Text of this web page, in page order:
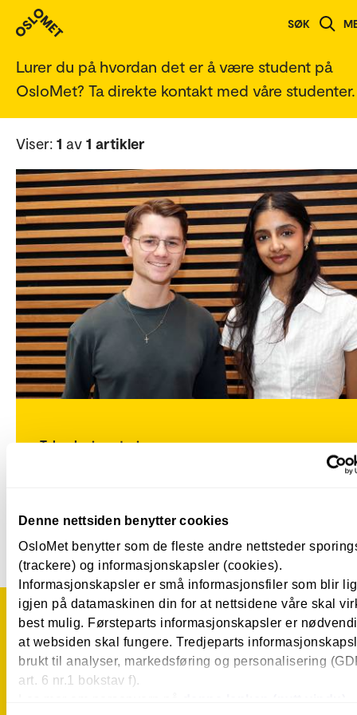
Denne nettsiden benytter cookies
OsloMet benytter som de fleste andre nettsteder
(trackere) og informasjonskapsler (cookies).
Informasjonskapsler er små informasjonsfiler som blir
igjen på datamaskinen din for at nettsidene våre skal
best mulig. Førsteparts informasjonskapsler er
at websiden skal fungere. Tredjeparts
brukt til analyser, markedsføring og personalisering
art. 6 nr.1 bokstav f).
SØK
Spør en student
Lurer du på hvordan det er å være student på
OsloMet? Ta direkte kontakt med våre studenter.
Viser: 1 av 1 artikler
Teknologi og design
Kontakt studenter på byggingeniør
Hold deg oppdatert på hva som
på OsloMet.